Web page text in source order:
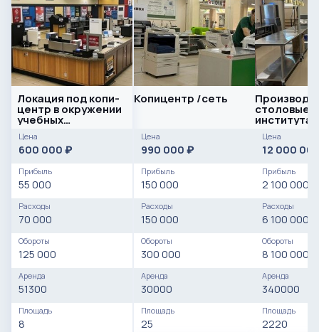
Локация под копи-
центр в окружении
учебных
учреждений в
центре города
Цена
600 000 ₽
Прибыль
55 000
Расходы
70 000
Обороты
125 000
Аренда
51300
Площадь
8
Копицентр /сеть
Цена
990 000 ₽
Прибыль
150 000
Расходы
150 000
Обороты
300 000
Аренда
30000
Площадь
25
столовые в
м2
Цена
12 000
Прибыль
2 100 000
Расходы
6 100 000
Обороты
8 100 000
Аренда
340000
Площадь
2220